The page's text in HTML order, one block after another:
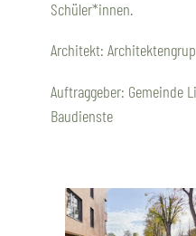
Schüler*innen.
Architekt:
Auftraggeber: Gemeinde
Baudienste